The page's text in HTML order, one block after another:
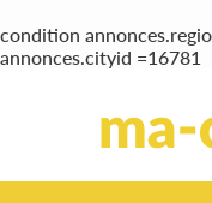
condition
annonces.cityid =16781